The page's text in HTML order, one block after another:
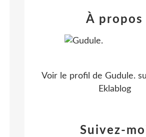
Suivez-
À propos
Voir le profil de Gudule.
Eklablog